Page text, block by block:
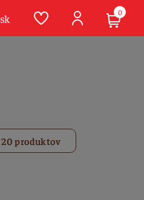
20 produktov
sk 0